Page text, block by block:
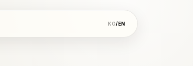
KO/EN